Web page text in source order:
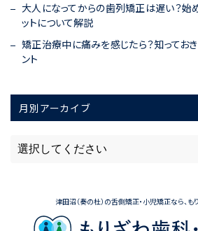
大人になってからの歯列矯正は遅い？始
ットについて解説
矯正治療中に痛みを感じたら？知ってお
ント
月別アーカイブ
津田沼（奏の杜）の舌側矯正・小児矯正なら、も